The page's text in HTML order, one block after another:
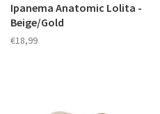
Ipanema Anatomic Lolita -
Beige/Gold
€18,99